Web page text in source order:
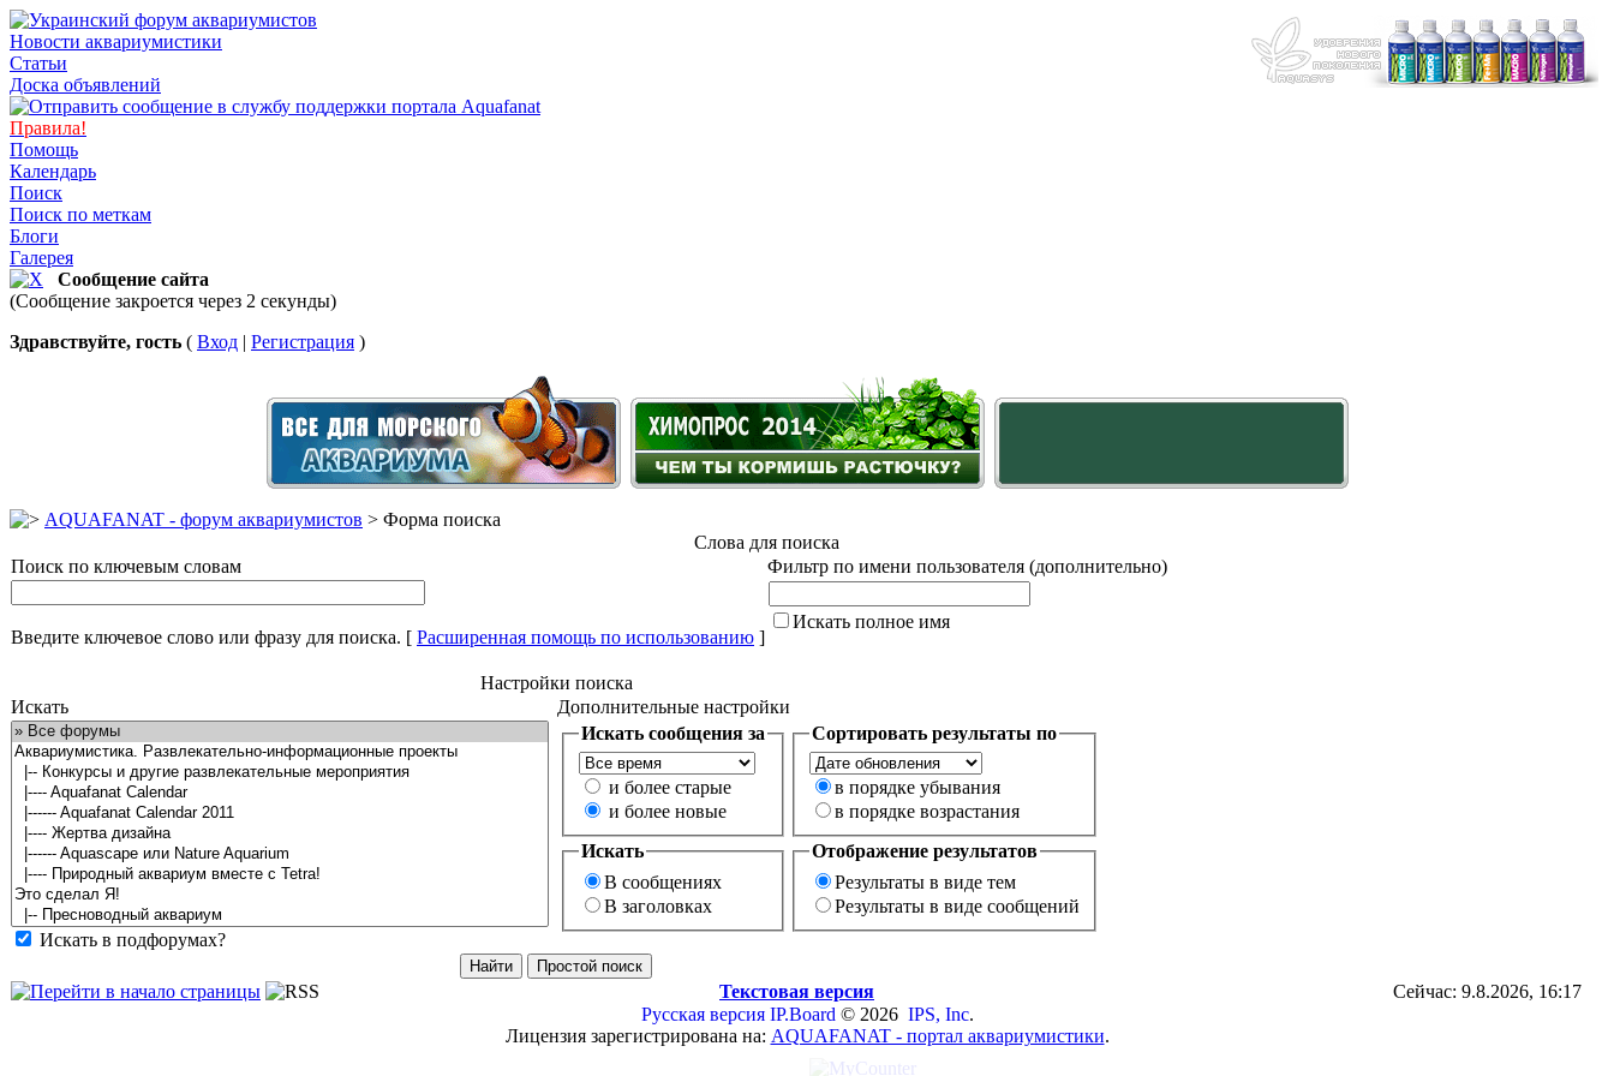
Новости аквариумистики
Статьи
Доска объявлений
Правила!
Помощь
Календарь
Поиск
Поиск по меткам
Блоги
Галерея
Сообщение сайта
(Сообщение закроется через 2 секунды)
Здравствуйте, гость ( Вход | Регистрация )
AQUAFANAT - форум аквариумистов > Форма поиска
Слова для поиска
Поиск по ключевым словам
Фильтр по имени пользователя (дополнительно)
Введите ключевое слово или фразу для поиска. [ Расширенная помощь по использованию ]
Искать полное имя
Настройки поиска
Искать
Дополнительные настройки
Искать в подфорумах?
Искать сообщения за
и более старые
и более новые
Сортировать результаты по
в порядке убывания
в порядке возрастания
Искать
В сообщениях
В заголовках
Отображение результатов
Результаты в виде тем
Результаты в виде сообщений
Текстовая версия
Сейчас: 9.8.2026, 16:17
Русская версия IP.Board © 2026 IPS, Inc.
Лицензия зарегистрирована на: AQUAFANAT - портал аквариумистики.